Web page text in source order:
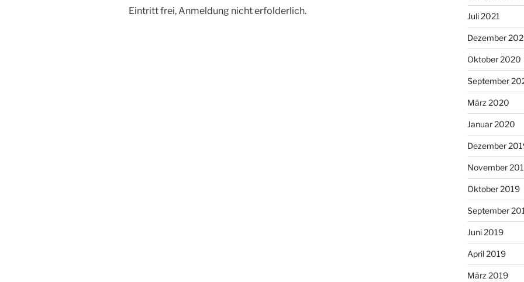
Eintritt frei, Anmeldung nicht erfolderlich. Juli 2021
Dezember
Oktober 2020
September
März 2020
Januar 2020
Dezember
November
Oktober 2019
September
Juni 2019
April 2019
März 2019